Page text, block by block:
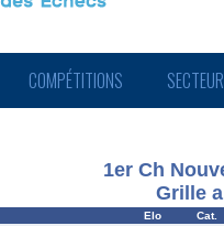
COMPÉTITIONS
1er Ch
Grille
Elo
Cat.